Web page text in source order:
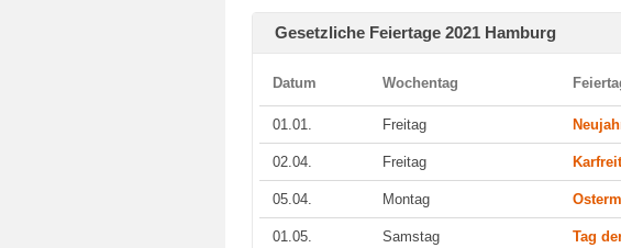
Gesetzliche Feiertage 2021 Hamburg
Datum Wochentag
01.01. Freitag
02.04. Freitag
05.04. Montag
01.05. Samstag Tag